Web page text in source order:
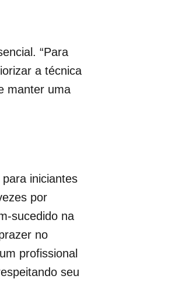
“Para
a técnica
manter uma
iniciantes
por
sucedido na
no
profissional
seu